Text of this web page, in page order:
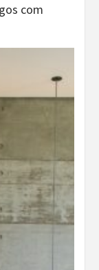
com